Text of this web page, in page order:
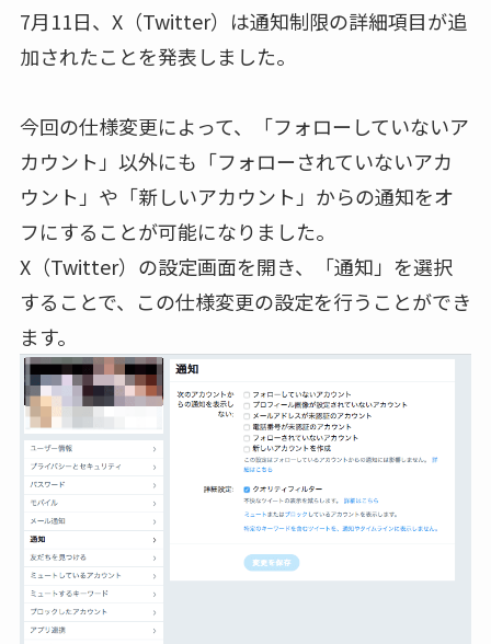
7月11日、X（Twitter）は通知制限の詳細項目が追
加されたことを発表しました。
今回の仕様変更によって、「フォローしていないア
カウント」以外にも「フォローされていないアカ
ウント」や「新しいアカウント」からの通知をオ
フにすることが可能になりました。
X（Twitter）の設定画面を開き、「通知」を選択
することで、この仕様変更の設定を行うことができ
ます。